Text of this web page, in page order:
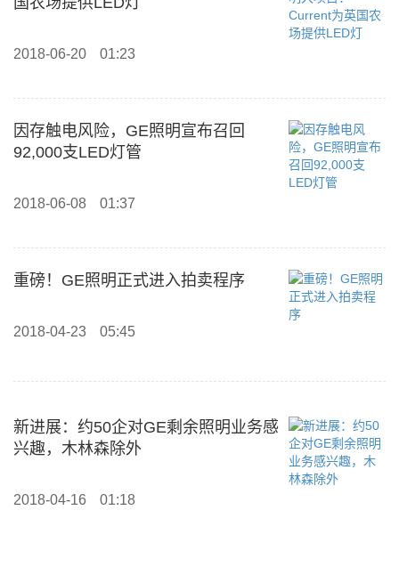
2018-06-20 01:23
因存触电风险，GE照明宣布召回
92,000支LED灯管
2018-06-08 01:37
重磅！GE照明正式进入拍卖程序
2018-04-23 05:45
新进展：约50企对GE剩余照明业务感
兴趣，木林森除外
2018-04-16 01:18